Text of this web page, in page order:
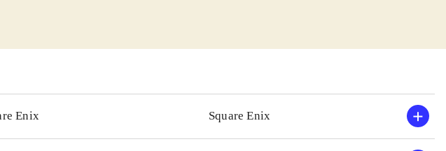
kort imod modstandere og samler
mellemsekvenserne fra spillet.
selve spillet er forbedret og med mere
Enix Square Enix